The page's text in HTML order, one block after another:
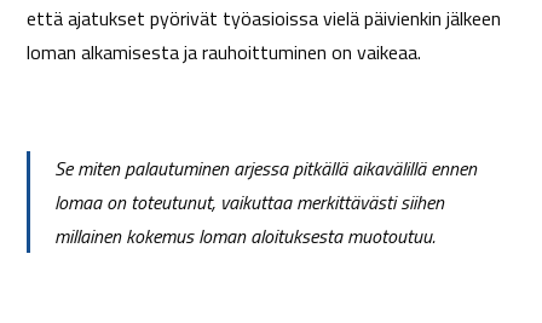
että ajatukset pyörivät työasioissa vielä päivienkin jälkeen
loman alkamisesta ja rauhoittuminen on vaikeaa.
Se miten palautuminen arjessa pitkällä aikavälillä ennen
lomaa on toteutunut, vaikuttaa merkittävästi siihen
millainen kokemus loman aloituksesta muotoutuu.